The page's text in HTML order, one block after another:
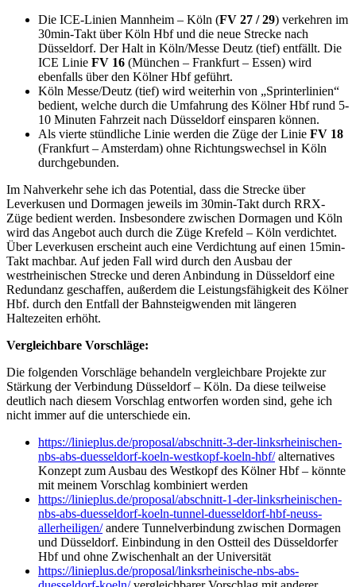
Die ICE-Linien Mannheim – Köln (FV 27 / 29) verkehren im
30min-Takt über Köln Hbf und die neue Strecke nach
Düsseldorf. Der Halt in Köln/Messe Deutz (tief) entfällt. Die
ICE Linie FV 16 (München – Frankfurt – Essen) wird
ebenfalls über den Kölner Hbf geführt.
Köln Messe/Deutz (tief) wird weiterhin von „Sprinterlinien“
bedient, welche durch die Umfahrung des Kölner Hbf rund 5-
10 Minuten Fahrzeit nach Düsseldorf einsparen können.
Als vierte stündliche Linie werden die Züge der Linie FV 18
(Frankfurt – Amsterdam) ohne Richtungswechsel in Köln
durchgebunden.
Im Nahverkehr sehe ich das Potential, dass die Strecke über
Leverkusen und Dormagen jeweils im 30min-Takt durch RRX-
Züge bedient werden. Insbesondere zwischen Dormagen und Köln
wird das Angebot auch durch die Züge Krefeld – Köln verdichtet.
Über Leverkusen erscheint auch eine Verdichtung auf einen 15min-
Takt machbar. Auf jeden Fall wird durch den Ausbau der
westrheinischen Strecke und deren Anbindung in Düsseldorf eine
Redundanz geschaffen, außerdem die Leistungsfähigkeit des Kölner
Hbf. durch den Entfall der Bahnsteigwenden mit längeren
Haltezeiten erhöht.
Vergleichbare Vorschläge:
Die folgenden Vorschläge behandeln vergleichbare Projekte zur
Stärkung der Verbindung Düsseldorf – Köln. Da diese teilweise
deutlich nach diesem Vorschlag entworfen worden sind, gehe ich
nicht immer auf die unterschiede ein.
https://linieplus.de/proposal/abschnitt-3-der-linksrheinischen-
nbs-abs-duesseldorf-koeln-westkopf-koeln-hbf/alternatives
Konzept zum Ausbau des Westkopf des Kölner Hbf – könnte
mit meinem Vorschlag kombiniert werden
https://linieplus.de/proposal/abschnitt-1-der-linksrheinischen-
nbs-abs-duesseldorf-koeln-tunnel-duesseldorf-hbf-neuss-
allerheiligen/andere Tunnelverbindung zwischen Dormagen
und Düsseldorf. Einbindung in den Ostteil des Düsseldorfer
Hbf und ohne Zwischenhalt an der Universität
https://linieplus.de/proposal/linksrheinische-nbs-abs-